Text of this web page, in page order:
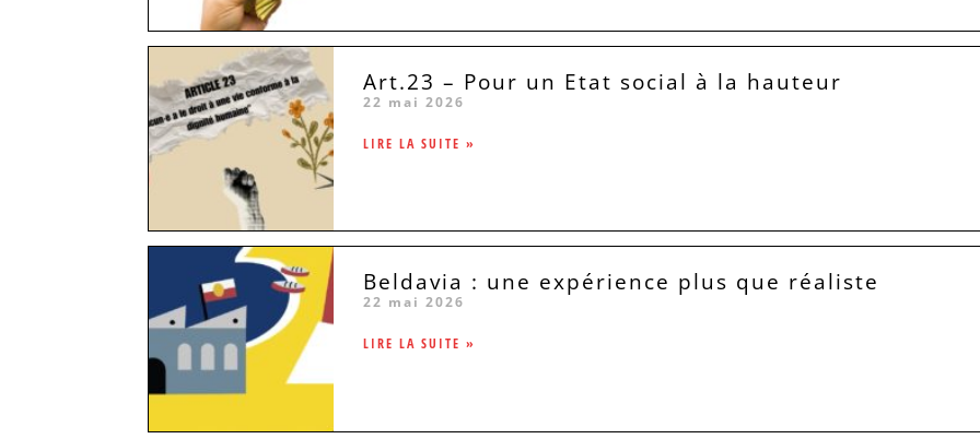
Art.23 – Pour un Etat social à la hauteur
22 mai 2026
LIRE LA SUITE »
Beldavia : une expérience plus que réaliste
22 mai 2026
LIRE LA SUITE »